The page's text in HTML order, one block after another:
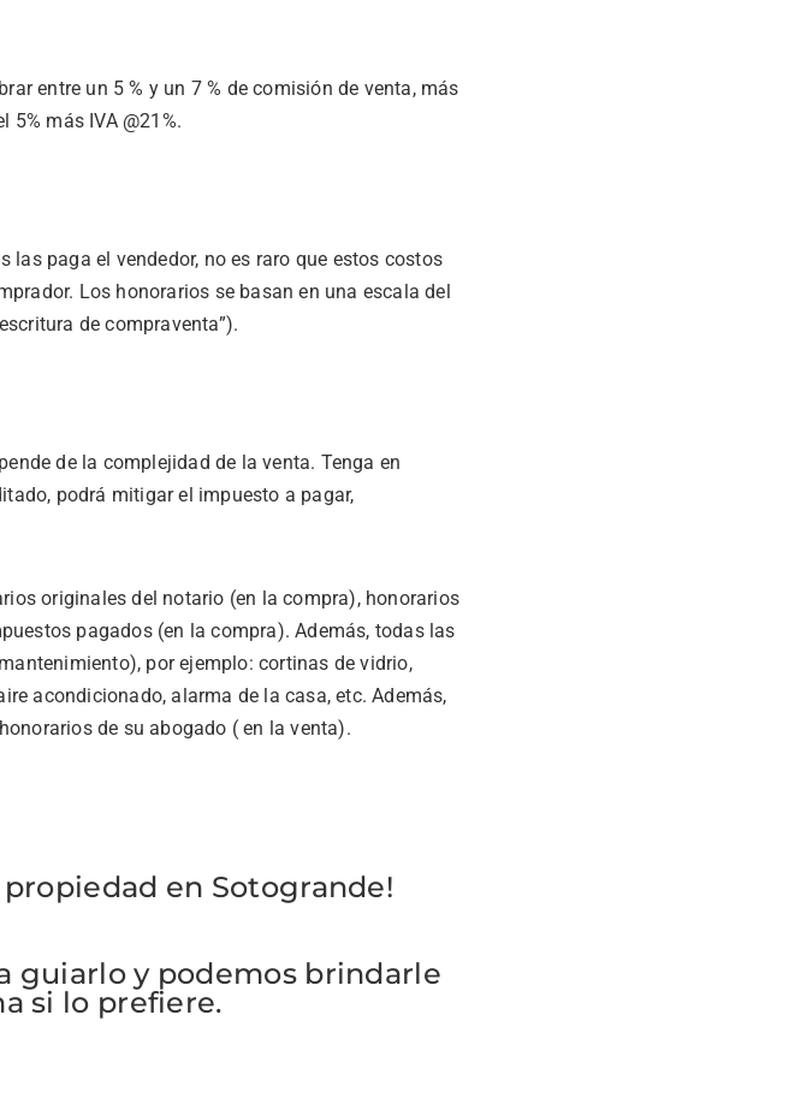
entre un 5 % y un 7 % de comisión de venta, más
más IVA @21%.
paga el vendedor, no es raro que estos costos
Los honorarios se basan en una escala del
de compraventa”).
de la complejidad de la venta. Tenga en
podrá mitigar el impuesto a pagar,
originales del notario (en la compra), honorarios
pagados (en la compra). Además, todas las
por ejemplo: cortinas de vidrio,
acondicionado, alarma de la casa, etc. Además,
de su abogado ( en la venta).
en Sotogrande!
guiarlo y podemos brindarle
si lo prefiere.